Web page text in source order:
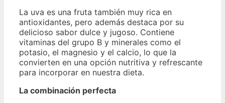
La uva es una fruta también muy rica en
antioxidantes, pero además destaca por su
delicioso sabor dulce y jugoso. Contiene
vitaminas del grupo B y minerales como el
potasio, el magnesio y el calcio, lo que la
convierten en una opción nutritiva y refrescante
para incorporar en nuestra dieta.
La combinación perfecta